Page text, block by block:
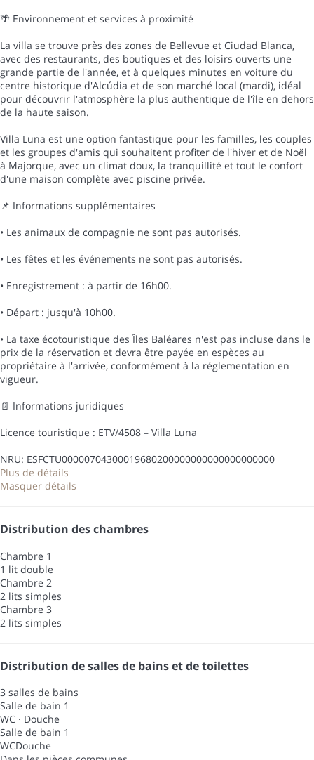
🌴 Environnement et services à proximité
La villa se trouve près des zones de Bellevue et Ciudad Blanca,
avec des restaurants, des boutiques et des loisirs ouverts une
grande partie de l'année, et à quelques minutes en voiture du
centre historique d'Alcúdia et de son marché local (mardi), idéal
pour découvrir l'atmosphère la plus authentique de l'île en dehors
de la haute saison.
Villa Luna est une option fantastique pour les familles, les couples
et les groupes d'amis qui souhaitent profiter de l'hiver et de Noël
à Majorque, avec un climat doux, la tranquillité et tout le confort
d'une maison complète avec piscine privée.
📌 Informations supplémentaires
• Les animaux de compagnie ne sont pas autorisés.
• Les fêtes et les événements ne sont pas autorisés.
• Enregistrement : à partir de 16h00.
• Départ : jusqu'à 10h00.
• La taxe écotouristique des Îles Baléares n'est pas incluse dans le
prix de la réservation et devra être payée en espèces au
propriétaire à l'arrivée, conformément à la réglementation en
vigueur.
📄 Informations juridiques
Licence touristique : ETV/4508 – Villa Luna
NRU: ESFCTU00000704300019680200000000000000000000
Plus de détails
Masquer détails
Distribution des chambres
Chambre 1
1 lit double
Chambre 2
2 lits simples
Chambre 3
2 lits simples
Distribution de salles de bains et de toilettes
3 salles de bains
Salle de bain 1
WC · Douche
Salle de bain 1
WCDouche